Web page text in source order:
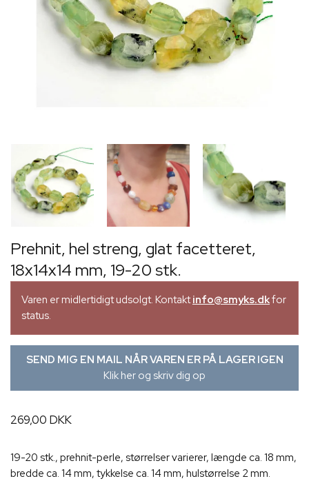
Prehnit, hel streng, glat facetteret,
18x14x14 mm, 19-20 stk.
Varen er midlertidigt udsolgt. Kontaktinfo@smyks.dkfor
status.
SEND MIG EN MAIL NÅR VAREN ER PÅ LAGER IGEN
Klik her og skriv dig op
269,00 DKK
19-20 stk., prehnit-perle, størrelser varierer, længde ca. 18 mm,
bredde ca. 14 mm, tykkelse ca. 14 mm, hulstørrelse 2 mm.